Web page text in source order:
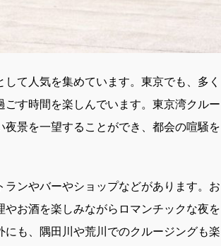
て人気を集めています。 東京でも、多く
す時間を楽しんでいます。東京湾クルー
景を一望することができ、都会の喧騒を
ンやバーやショップなどがあります。お
お酒を楽しみながらロマンチックな夜を
も、隅田川や荒川でのクルージングも楽